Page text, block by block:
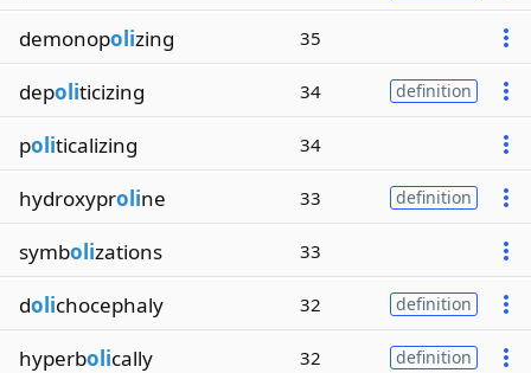
demonopolizing 35
depoliticizing 34 definition
politicalizing 34
hydroxyproline 33 definition
symbolizations 33
dolichocephaly 32 definition
hyperbolically 32 definition